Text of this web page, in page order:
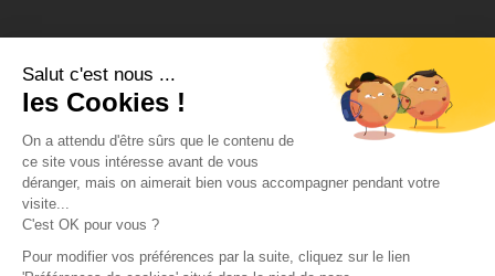
Salut c'est nous ...
les Cookies !
On a attendu d'être sûrs que le contenu de
ce site vous intéresse avant de vous
déranger, mais on aimerait bien vous accompagner pendant votre
visite...
C'est OK pour vous ?
Pour modifier vos préférences par la suite, cliquez sur le lien